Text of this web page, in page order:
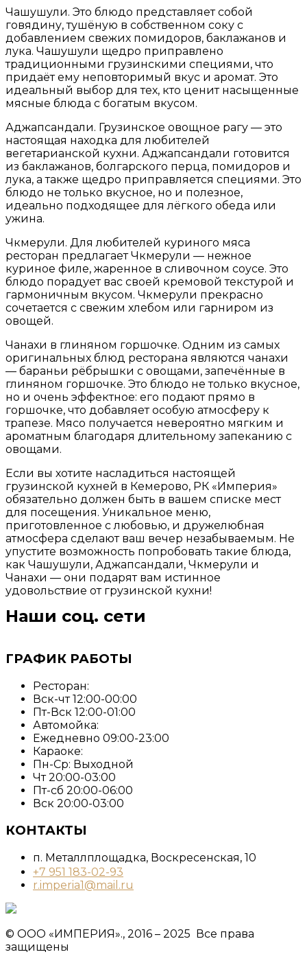
Чашушули. Это блюдо представляет собой
говядину, тушёную в собственном соку с
добавлением свежих помидоров, баклажанов и
лука. Чашушули щедро приправлено
традиционными грузинскими специями, что
придаёт ему неповторимый вкус и аромат. Это
идеальный выбор для тех, кто ценит насыщенные
мясные блюда с богатым вкусом.
Аджапсандали. Грузинское овощное рагу — это
настоящая находка для любителей
вегетарианской кухни. Аджапсандали готовится
из баклажанов, болгарского перца, помидоров и
лука, а также щедро приправляется специями. Это
блюдо не только вкусное, но и полезное,
идеально подходящее для лёгкого обеда или
ужина.
Чкмерули. Для любителей куриного мяса
ресторан предлагает Чкмерули — нежное
куриное филе, жаренное в сливочном соусе. Это
блюдо порадует вас своей кремовой текстурой и
гармоничным вкусом. Чкмерули прекрасно
сочетается с свежим хлебом или гарниром из
овощей.
Чанахи в глиняном горшочке. Одним из самых
оригинальных блюд ресторана являются чанахи
— бараньи рёбрышки с овощами, запечённые в
глиняном горшочке. Это блюдо не только вкусное,
но и очень эффектное: его подают прямо в
горшочке, что добавляет особую атмосферу к
трапезе. Мясо получается невероятно мягким и
ароматным благодаря длительному запеканию с
овощами.
Если вы хотите насладиться настоящей
грузинской кухней в Кемерово, РК «Империя»
обязательно должен быть в вашем списке мест
для посещения. Уникальное меню,
приготовленное с любовью, и дружелюбная
атмосфера сделают ваш вечер незабываемым. Не
упустите возможность попробовать такие блюда,
как Чашушули, Аджапсандали, Чкмерули и
Чанахи — они подарят вам истинное
удовольствие от грузинской кухни!
Наши соц. сети
ГРАФИК РАБОТЫ
Ресторан:
Вск-чт 12:00-00:00
Пт-Вск 12:00-01:00
Автомойка:
Ежедневно 09:00-23:00
Караоке:
Пн-Ср: Выходной
Чт 20:00-03:00
Пт-сб 20:00-06:00
Вск 20:00-03:00
КОНТАКТЫ
п. Металлплощадка, ​Воскресенская, 10​
+7 951 183-02-93
r.imperia1@mail.ru
© ООО «ИМПЕРИЯ»., 2016 – 2025 Все права
защищены